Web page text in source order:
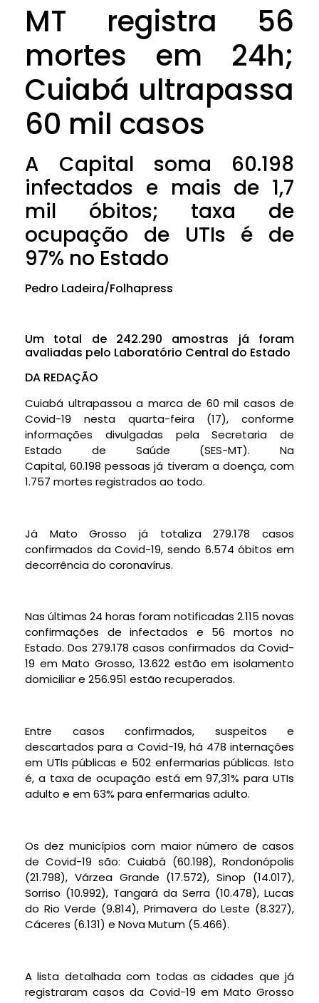
MT registra 56
mortes em 24h;
Cuiabá ultrapassa
60 mil casos
A Capital soma 60.198
infectados e mais de 1,7
mil óbitos; taxa de
ocupação de UTIs é de
97% no Estado
Pedro Ladeira/Folhapress
Um total de 242.290 amostras já foram
avaliadas pelo Laboratório Central do Estado
DA REDAÇÃO
Cuiabá ultrapassou a marca de 60 mil casos de
Covid-19 nesta quarta-feira (17), conforme
informações divulgadas pela Secretaria de
Estado de Saúde (SES-MT). Na
Capital, 60.198 pessoas já tiveram a doença, com
1.757 mortes registrados ao todo.
Já Mato Grosso já totaliza 279.178 casos
confirmados da Covid-19, sendo 6.574 óbitos em
decorrência do coronavírus.
Nas últimas 24 horas foram notificadas 2.115 novas
confirmações de infectados e 56 mortos no
Estado. Dos 279.178 casos confirmados da Covid-
19 em Mato Grosso, 13.622 estão em isolamento
domiciliar e 256.951 estão recuperados.
Entre casos confirmados, suspeitos e
descartados para a Covid-19, há 478 internações
em UTIs públicas e 502 enfermarias públicas. Isto
é, a taxa de ocupação está em 97,31% para UTIs
adulto e em 63% para enfermarias adulto.
Os dez municípios com maior número de casos
de Covid-19 são: Cuiabá (60.198), Rondonópolis
(21.798), Várzea Grande (17.572), Sinop (14.017),
Sorriso (10.992), Tangará da Serra (10.478), Lucas
do Rio Verde (9.814), Primavera do Leste (8.327),
Cáceres (6.131) e Nova Mutum (5.466).
A lista detalhada com todas as cidades que já
registraram casos da Covid-19 em Mato Grosso